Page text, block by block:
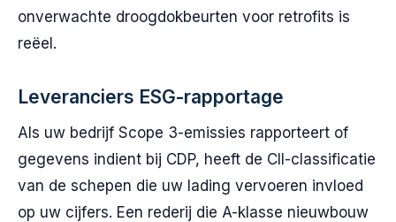
onverwachte droogdokbeurten voor retrofits is
reëel.
Leveranciers ESG-rapportage
Als uw bedrijf Scope 3-emissies rapporteert of
gegevens indient bij CDP, heeft de CII-classificatie
van de schepen die uw lading vervoeren invloed
op uw cijfers. Een rederij die A-klasse nieuwbouw